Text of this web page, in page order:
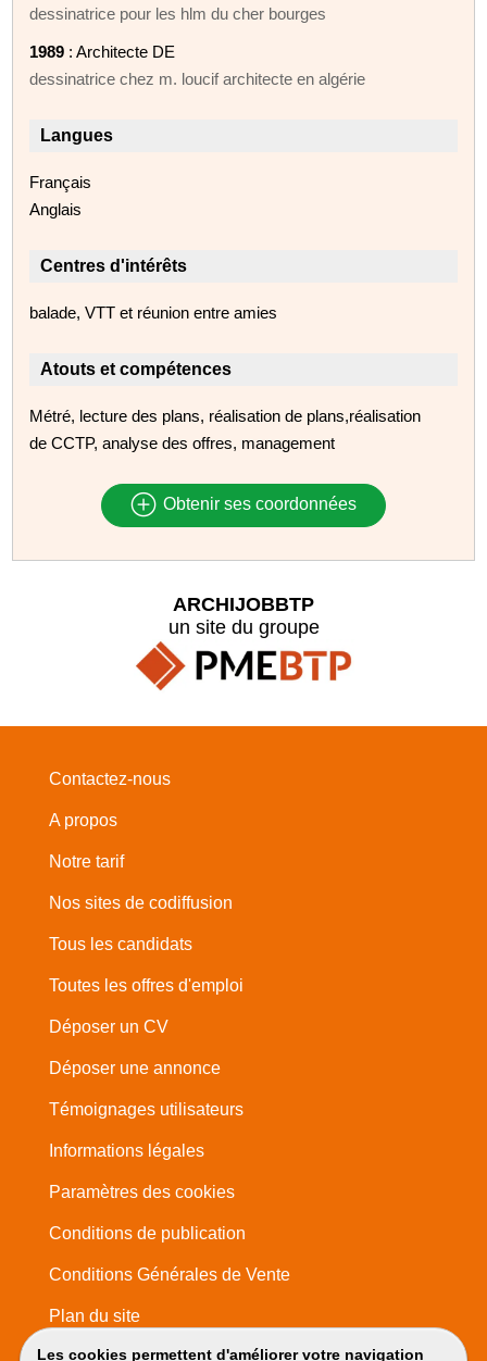
dessinatrice pour les hlm du cher bourges
1989 : Architecte DE
dessinatrice chez m. loucif architecte en algérie
Langues
Français
Anglais
Centres d'intérêts
balade, VTT et réunion entre amies
Atouts et compétences
Métré, lecture des plans, réalisation de plans,réalisation
de CCTP, analyse des offres, management
Obtenir ses coordonnées
Les cookies permettent d'améliorer votre navigation
ARCHIJOBBTP
un site du groupe
Contactez-nous
A propos
Notre tarif
Nos sites de codiffusion
Tous les candidats
Toutes les offres d'emploi
Déposer un CV
Déposer une annonce
Témoignages utilisateurs
Informations légales
Paramètres des cookies
Conditions de publication
Conditions Générales de Vente
Plan du site